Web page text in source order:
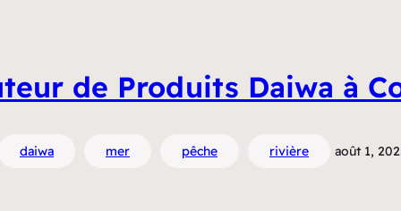
de Produits Daiwa à
daiwa mer pêche rivière août 1,